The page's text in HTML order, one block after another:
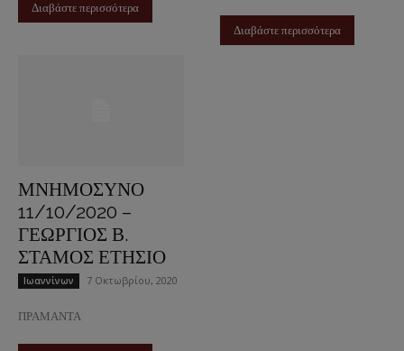
Διαβάστε περισσότερα
Διαβάστε περισσότερα
ΜΝΗΜΟΣΥΝΟ
11/10/2020 –
ΓΕΩΡΓΙΟΣ Β.
ΣΤΑΜΟΣ ΕΤΗΣΙΟ
Ιωαννίνων 7 Οκτωβρίου, 2020
ΠΡΑΜΑΝΤΑ